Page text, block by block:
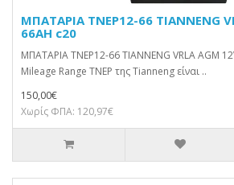
ΜΠΑΤΑΡΙΑ TNEP12-66 TIANNENG
66AH c20
ΜΠΑΤΑΡΙΑ TNEP12-66 TIANNENG VRLA AGM
Mileage Range TNEP της Tianneng είναι ..
150,00€
Χωρίς ΦΠΑ: 120,97€